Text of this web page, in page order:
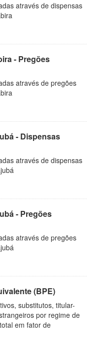
através de dispensas
- Pregões
através de pregões
- Dispensas
através de dispensas
- Pregões
através de pregões
(BPE)
substitutos, titular-
por regime de
em fator de